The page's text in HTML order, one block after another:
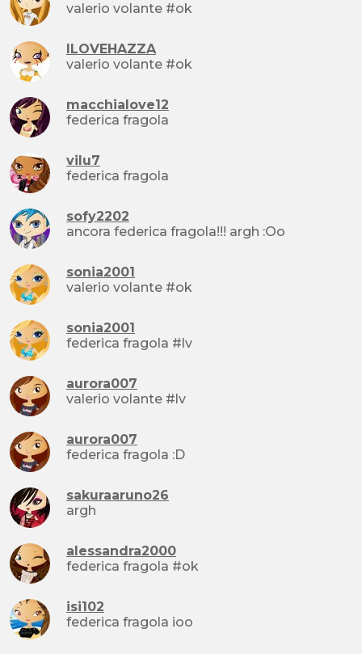
valerio volante #ok
ILOVEHAZZA
valerio volante #ok
macchialove12
federica fragola
vilu7
federica fragola
sofy2202
ancora federica fragola!!! argh :Oo
sonia2001
valerio volante #ok
sonia2001
federica fragola #lv
aurora007
valerio volante #lv
aurora007
federica fragola :D
sakuraaruno26
argh
alessandra2000
federica fragola #ok
isi102
federica fragola ioo